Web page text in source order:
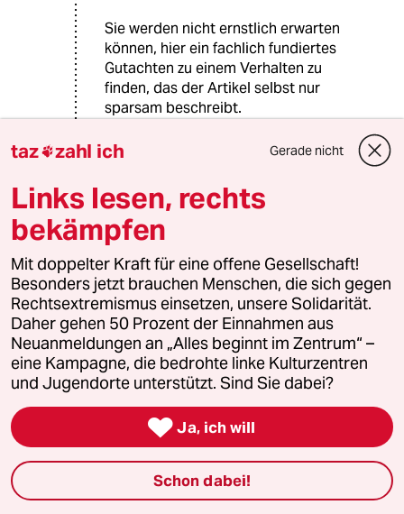
Sie werden nicht ernstlich erwarten
können, hier ein fachlich fundiertes
Gutachten zu einem Verhalten zu
finden, das der Artikel selbst nur
sparsam beschreibt.
Küchenpsychologisch unfundiert
Geschehen für die Frauen aus einer
asymmetrischen und zunehmend
ambivalenten Situation entwickelte.
Zunächst die positive
Erwartungshaltung, etwas besonders
Positives, spirituell Erhebendes zu
erleben. Dann das Massage-Setting,
ganz auf Entspannung und Passivität
ausgelegt. Der Masseur als aktiver
Experte, in dessen Hände man sich
vertrauensvoll begibt.
Für ihn ist damit ein Aktionsfeld
bereitet, in dem die Frau über eine
hohe Schwelle hinweg muss, um
wieder zur Augenhöhe mit ihm
taz zahl ich Gerade nicht
Links lesen, rechts
bekämpfen
Mit doppelter Kraft für eine offene Gesellschaft!
Besonders jetzt brauchen Menschen, die sich gegen
Rechtsextremismus einsetzen, unsere Solidarität.
Daher gehen 50 Prozent der Einnahmen aus
Neuanmeldungen an „Alles beginnt im Zentrum“ –
eine Kampagne, die bedrohte linke Kulturzentren
und Jugendorte unterstützt. Sind Sie dabei?
 Ja, ich will
Schon dabei!